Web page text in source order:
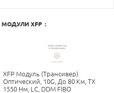
МОДУЛИ XFP :
XFP Модуль (трансивер)
Оптический, 10G, До 80 Км, TX
1550 Нм, LC, DDM FIBO